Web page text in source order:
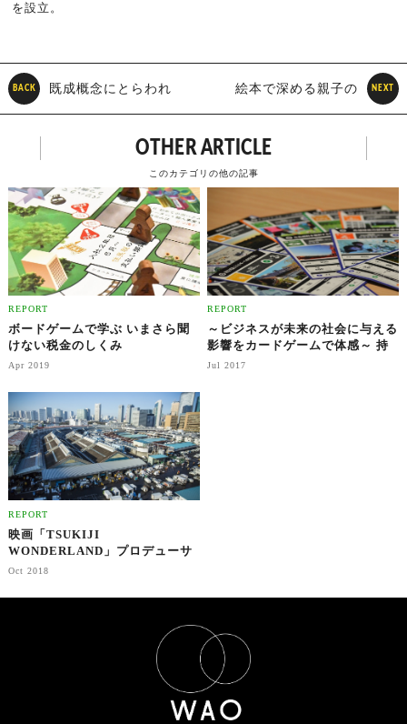
を設立。
BACK 既成概念にとらわれ NEXT
絵本で深める親子の
OTHER ARTICLE
このカテゴリの他の記事
REPORT
ボードゲームで学ぶ いまさら聞
けない税金のしくみ
Apr 2019
REPORT
～ビジネスが未来の社会に与える
影響をカードゲームで体感～ 持
続可能なビジネスの在り方を考え
Jul 2017
REPORT
映画「TSUKIJI
WONDERLAND」プロデューサ
ーが語る 何故、私が「築地市
Oct 2018